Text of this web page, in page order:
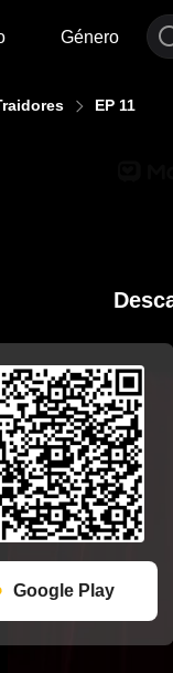
Género
EP 11
Google Play